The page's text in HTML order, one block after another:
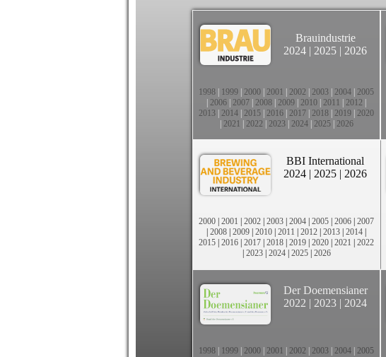
Brauindustrie
2024 | 2025 | 2026
1998 1999 2000 2001 2002 2003 2004 2005
2006 2007 2008 2009 2010 2011 2012
2013 2014 2015 2016 2017 2018 2019 2020
2021 2022 2023| 2024| 2025| 2026
BBI International
2024 | 2025 | 2026
2000 | 2001 | 2002 | 2003 | 2004 | 2005 | 2006 | 2007
| 2008 | 2009 | 2010 | 2011 | 2012 | 2013 | 2014 |
2015 | 2016 | 2017 | 2018 | 2019 | 2020 | 2021 | 2022
| 2023| 2024| 2025| 2026
Der Doemensianer
2022 | 2023 | 2024
1998 1999 2000 2001 2002 2003 2004 2005